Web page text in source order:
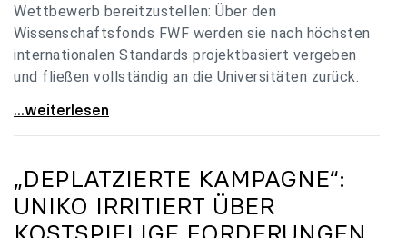
Wettbewerb bereitzustellen: Über den
Wissenschaftsfonds FWF werden sie nach höchsten
internationalen Standards projektbasiert vergeben
und fließen vollständig an die Universitäten zurück.
Gemeinsam für einen starken Wissenschafts- und
...weiterlesen
„DEPLATZIERTE KAMPAGNE“:
UNIKO IRRITIERT ÜBER